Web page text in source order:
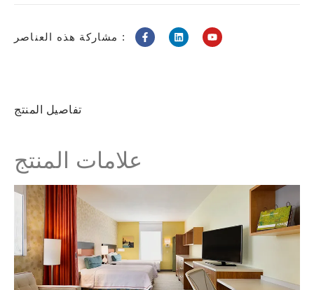
مشاركة هذه العناصر :
تفاصيل المنتج
علامات المنتج